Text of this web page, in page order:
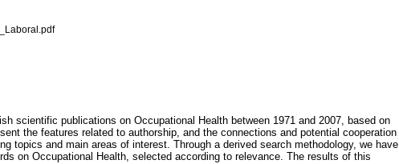
scientific publications on Occupational Health between 1971 and 2007, based on
the features related to authorship, and the connections and potential cooperation
topics and main areas of interest. Through a derived search methodology, we have
on Occupational Health, selected according to relevance. The results of this